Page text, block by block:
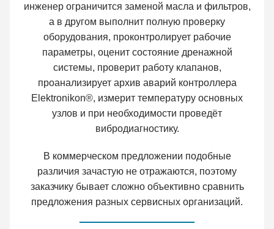
инженер ограничится заменой масла и фильтров,
а в другом выполнит полную проверку
оборудования, проконтролирует рабочие
параметры, оценит состояние дренажной
системы, проверит работу клапанов,
проанализирует архив аварий контроллера
Elektronikon®, измерит температуру основных
узлов и при необходимости проведёт
вибродиагностику.
В коммерческом предложении подобные
различия зачастую не отражаются, поэтому
заказчику бывает сложно объективно сравнить
предложения разных сервисных организаций.